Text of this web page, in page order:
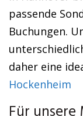
passende
Buchungen.
daher eine
Hockenheim